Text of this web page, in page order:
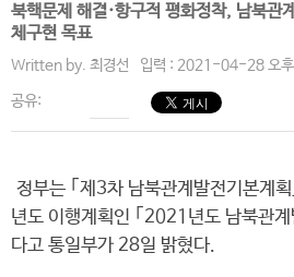
북핵문제 해결·항구적 평화정착, 남북관
체구현 목표
Written by. 최경선 입력 : 2021-04-28 오
공유:
정부는 ｢제3차 남북관계발전기본
년도 이행계획인 ｢2021년도 남북관
다고 통일부가 28일 밝혔다.